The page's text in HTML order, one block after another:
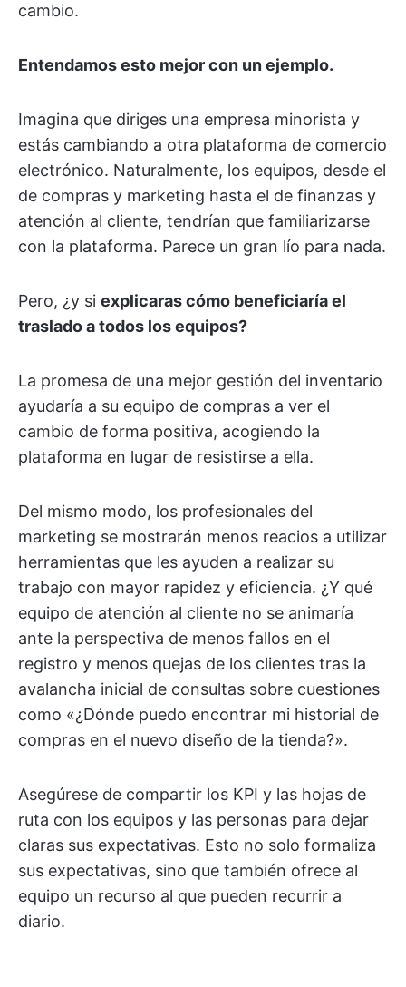
cambio.
Entendamos esto mejor con un ejemplo.
Imagina que diriges una empresa minorista y
estás cambiando a otra plataforma de comercio
electrónico. Naturalmente, los equipos, desde el
de compras y marketing hasta el de finanzas y
atención al cliente, tendrían que familiarizarse
con la plataforma. Parece un gran lío para nada.
Pero, ¿y si explicaras cómo beneficiaría el
traslado a todos los equipos?
La promesa de una mejor gestión del inventario
ayudaría a su equipo de compras a ver el
cambio de forma positiva, acogiendo la
plataforma en lugar de resistirse a ella.
Del mismo modo, los profesionales del
marketing se mostrarán menos reacios a utilizar
herramientas que les ayuden a realizar su
trabajo con mayor rapidez y eficiencia. ¿Y qué
equipo de atención al cliente no se animaría
ante la perspectiva de menos fallos en el
registro y menos quejas de los clientes tras la
avalancha inicial de consultas sobre cuestiones
como «¿Dónde puedo encontrar mi historial de
compras en el nuevo diseño de la tienda?».
Asegúrese de compartir los KPI y las hojas de
ruta con los equipos y las personas para dejar
claras sus expectativas. Esto no solo formaliza
sus expectativas, sino que también ofrece al
equipo un recurso al que pueden recurrir a
diario.